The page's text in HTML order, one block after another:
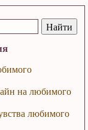
на любимого
любимого